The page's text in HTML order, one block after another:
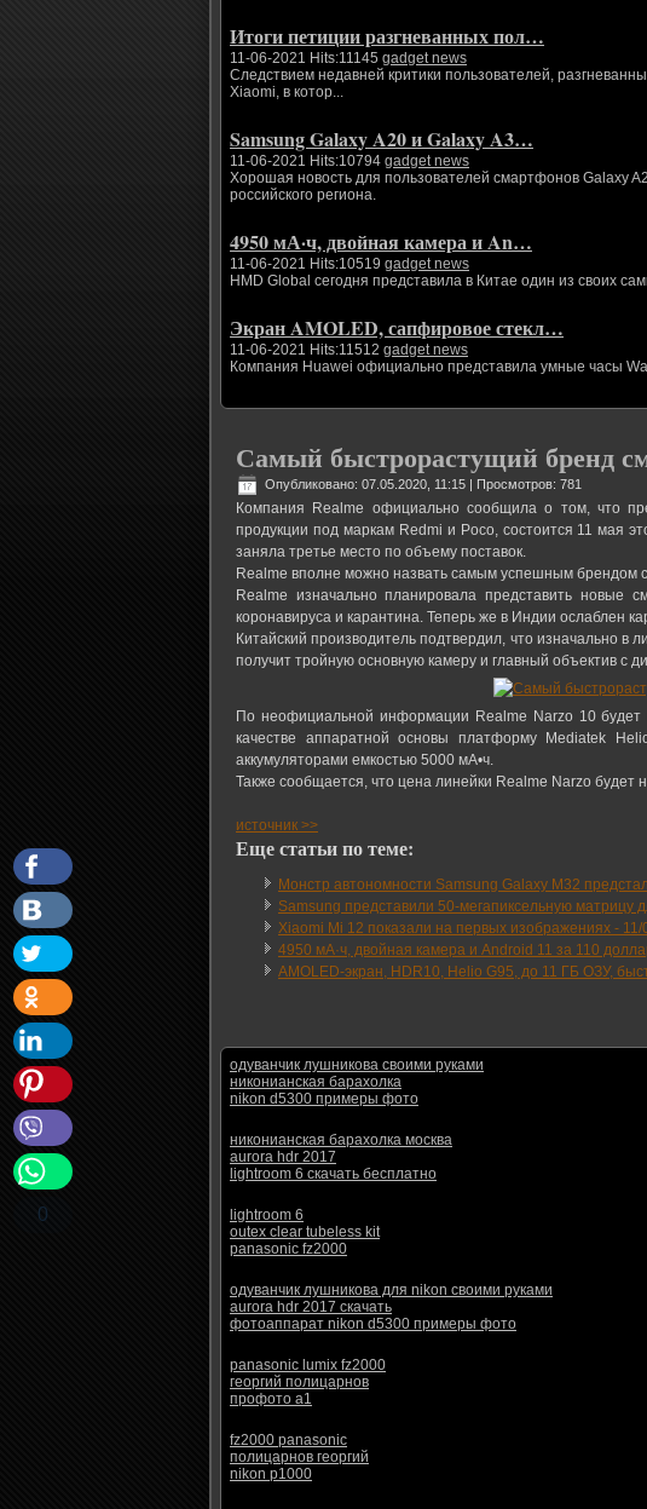
Итоги петиции разгневанных пол…
11-06-2021 Hits:11145 gadget news
Следствием недавней критики пользователей,
Xiaomi, в котор...
Samsung Galaxy A20 и Galaxy A3…
11-06-2021 Hits:10794 gadget news
Хорошая новость для пользователей смартфонов Galaxy
российского региона.
4950 мА·ч, двойная камера и An…
11-06-2021 Hits:10519 gadget news
HMD Global сегодня представила в Китае один из своих
Экран AMOLED, сапфировое стекл…
11-06-2021 Hits:11512 gadget news
Компания Huawei официально представила умные часы
Самый быстрорастущий бренд
Опубликовано: 07.05.2020, 11:15 | Просмотров: 781
Компания Realme официально сообщила о том, что
продукции под маркам Redmi и Poco, состоится 11 мая
заняла третье место по объему поставок.
Realme вполне можно назвать самым успешным брендом
Realme изначально планировала представить
коронавируса и карантина. Теперь же в Индии ослаблен
Китайский производитель подтвердил, что изначально
получит тройную основную камеру и главный объектив с
По неофициальной информации Realme Narzo 10 будет
качестве аппаратной основы платформу Mediatek
аккумуляторами емкостью 5000 мА•ч.
Также сообщается, что цена линейки Realme Narzo будет
источник >>
0
Еще статьи по теме:
Монстр автономности Samsung Galaxy M32
Samsung представили 50-мегапиксельную матрицу
Xiaomi Mi 12 показали на первых изображениях - 11/
4950 мА·ч, двойная камера и Android 11 за 110
AMOLED-экран, HDR10, Helio G95, до 11 ГБ ОЗУ,
одуванчик лушникова своими руками
никонианская барахолка
nikon d5300 примеры фото
никонианская барахолка москва
aurora hdr 2017
lightroom 6 скачать бесплатно
lightroom 6
outex clear tubeless kit
panasonic fz2000
одуванчик лушникова для nikon своими руками
aurora hdr 2017 скачать
фотоаппарат nikon d5300 примеры фото
panasonic lumix fz2000
георгий полицарнов
профото а1
fz2000 panasonic
полицарнов георгий
nikon p1000